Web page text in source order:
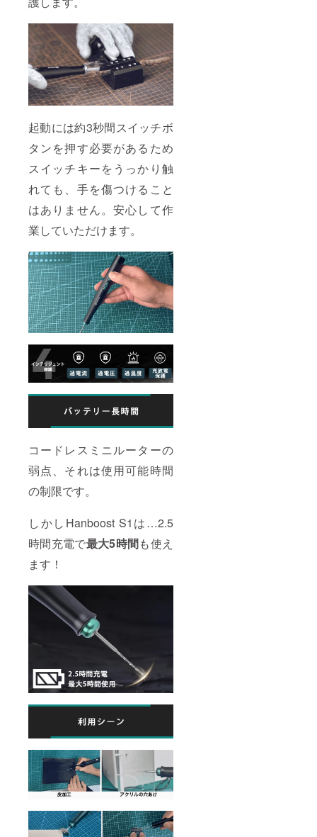
起動には約3秒間スイッチボ
タンを押す必要があるため
スイッチキーをうっかり触
れても、手を傷つけること
はありません。安心して作
業していただけます。
コードレスミニルーターの
弱点、それは使用可能時間
の制限です。
しかしHanboost S1は…2.5
時間充電で最大5時間も使え
ます！